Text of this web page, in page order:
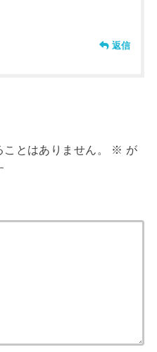
返信
とはありません。 ※ が